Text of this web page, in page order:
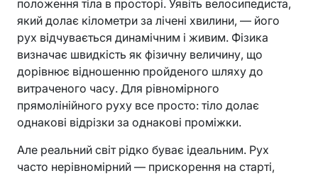
положення тіла в просторі. Уявіть велосипедиста,
який долає кілометри за лічені хвилини, — його
рух відчувається динамічним і живим. Фізика
визначає швидкість як фізичну величину, що
дорівнює відношенню пройденого шляху до
витраченого часу. Для рівномірного
прямолінійного руху все просто: тіло долає
однакові відрізки за однакові проміжки.
Але реальний світ рідко буває ідеальним. Рух
часто нерівномірний — прискорення на старті,